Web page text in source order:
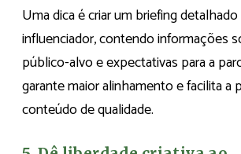
Uma dica é criar um briefing
influenciador, contendo informações
público-alvo e expectativas para a
garante maior alinhamento e facilita a
conteúdo de qualidade.